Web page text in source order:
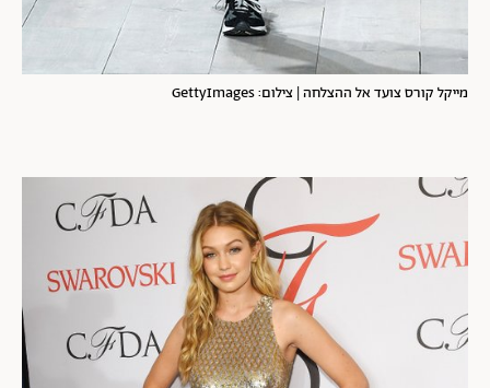
מייקל קורס צועד אל ההצלחה | צילום: GettyImages